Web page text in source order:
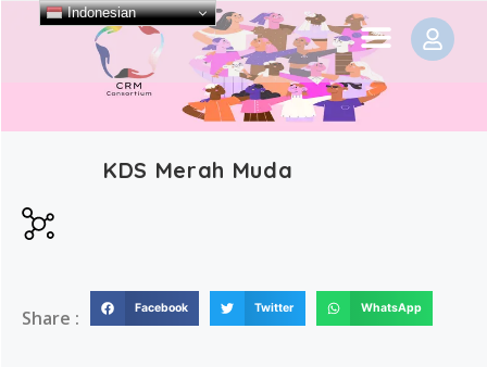
KDS Merah Muda
Share : Facebook Twitter WhatsApp
Indonesian